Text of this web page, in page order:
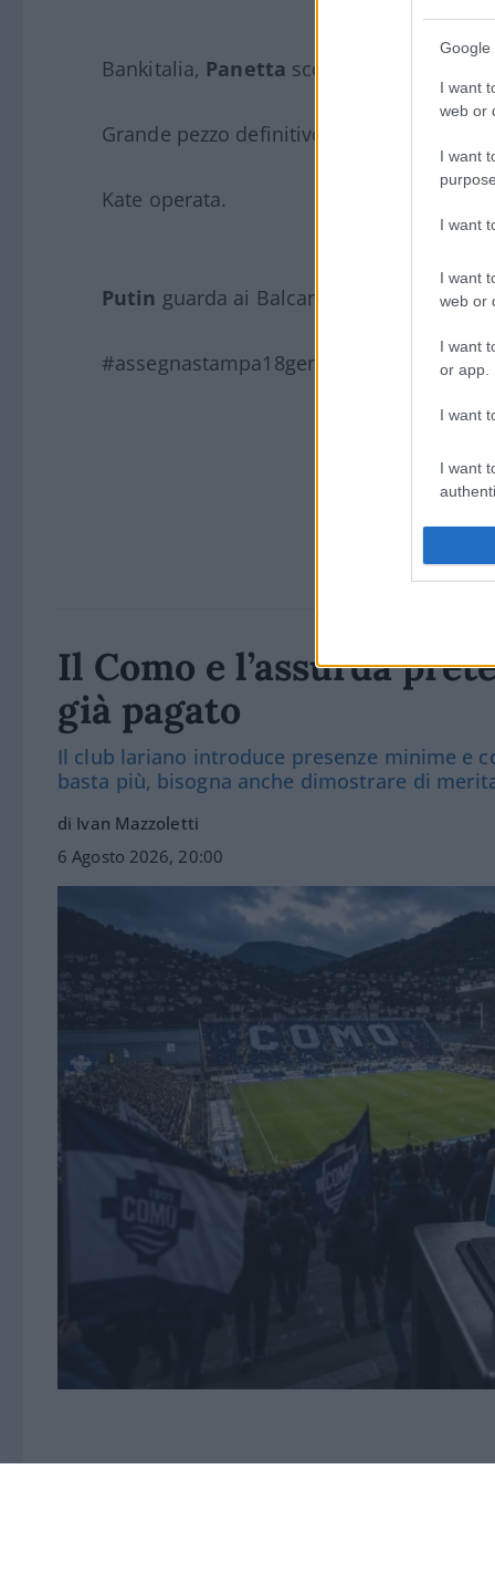
Google
I want
web or
I want
I want
I want
web or
I want
or app.
I want
I want
Bankitalia, Panetta scopre che Italia non
Grande pezzo definitivo di Barbano su
Kate operata.
Putin guarda ai Balcani, allarme di
#assegnastampa18gen
Il Como e l’assurda
già pagato
Il club lariano introduce presenze minime e
basta più, bisogna anche dimostrare di
di Ivan Mazzoletti
6 Agosto 2026, 20:00